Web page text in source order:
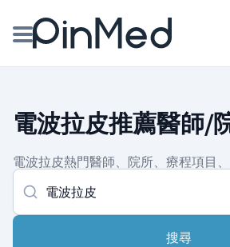
醫師專欄專訪
健康主題館
我是醫療人員
電波拉皮推薦醫師/
電波拉皮熱門醫師、院所、療程項目
搜尋